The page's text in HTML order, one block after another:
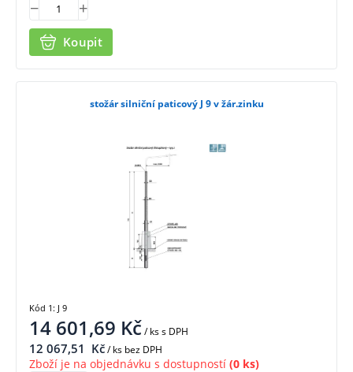
Koupit
stožár silniční paticový J 9 v žár.zinku
14 601,69 Kč/ kss DPH
12 067,51 Kč/ ks bez DPH
Zboží je na objednávku s dostupností (0 ks)
Kód 1: J 9